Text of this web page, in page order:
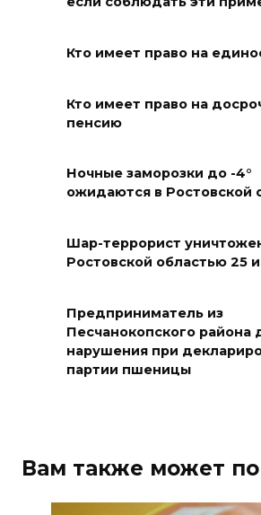
жителей Ростовской
с Днем
Новороссийске
В Ростовской области
ликвидировали 16
техногенных пожаров
В Ростовской области
объявили штормовое
Кто имеет право на
Кто имеет право на
пенсию
Ночные заморозки до -4°
ожидаются в Ростовской
Шар-террорист
Ростовской областью 25
Предприниматель из
Песчанокопского района
нарушения при
партии пшеницы
Вам также может